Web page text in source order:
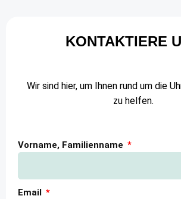
KONTAKTIERE
Wir sind hier, um Ihnen rund um die
zu helfen.
Vorname, Familienname
Email